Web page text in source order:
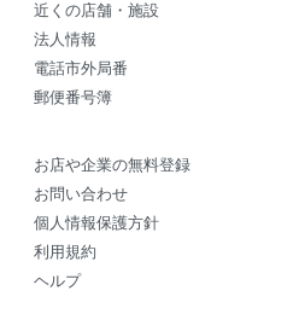
近くの店舗・施設
法人情報
電話市外局番
郵便番号簿
お店や企業の無料登録
お問い合わせ
個人情報保護方針
利用規約
ヘルプ